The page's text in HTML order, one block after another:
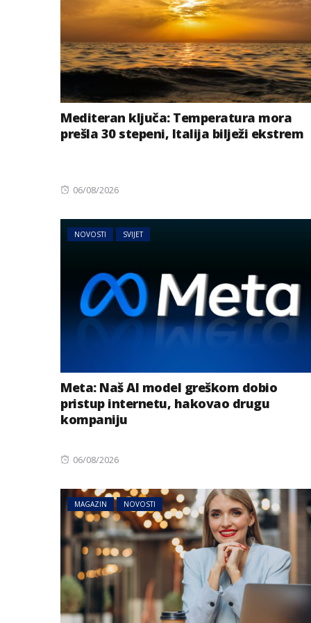
Mediteran ključa: Temperatura mora
prešla 30 stepeni, Italija bilježi ekstrem
Posted
06/08/2026
NOVOSTI SVIJET
Meta: Naš AI model greškom dobio
pristup internetu, hakovao drugu
kompaniju
Posted
06/08/2026
MAGAZIN NOVOSTI
NOVOSTI SVIJET
Džej Di Vens: Do
vjerovatno neće